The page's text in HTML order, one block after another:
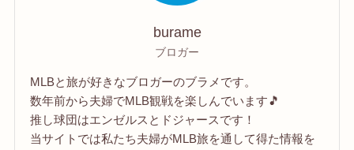
burame
ブロガー
MLBと旅が好きなブロガーのブラメです。
数年前から夫婦でMLB観戦を楽しんでいます🎵
推し球団はエンゼルスとドジャースです！
当サイトでは私たち夫婦がMLB旅を通して得た情報を